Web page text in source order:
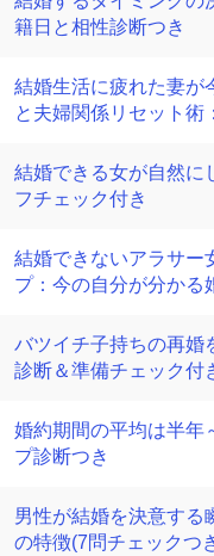
籍日と相性診断つき
結婚生活に疲れた妻が
と夫婦関係リセット術
結婚できる女が自然に
フチェック付き
結婚できないアラサー
プ：今の自分が分かる
バツイチ子持ちの再婚
診断＆準備チェック付
婚約期間の平均は半年
プ診断つき
男性が結婚を決意する
の特徴(7問チェックつ